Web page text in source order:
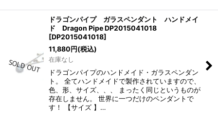
ドラゴンパイプ ガラスペンダント ハンドメイ
ド Dragon Pipe DP2015041018
[DP2015041018]
11,880円(税込)
在庫なし
ドラゴンパイプのハンドメイド・ガラスペンダン
ト。 全てハンドメイドで製作されていますので、
色、形、サイズ、、、 まったく同じというものが
存在しません。 世界に一つだけのペンダントで
す！ 【サイズ 】…